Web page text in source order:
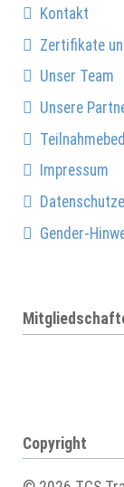
Kontakt
Zertifikate
Unser Team
Unsere
Impressum
Gender-
Copyright